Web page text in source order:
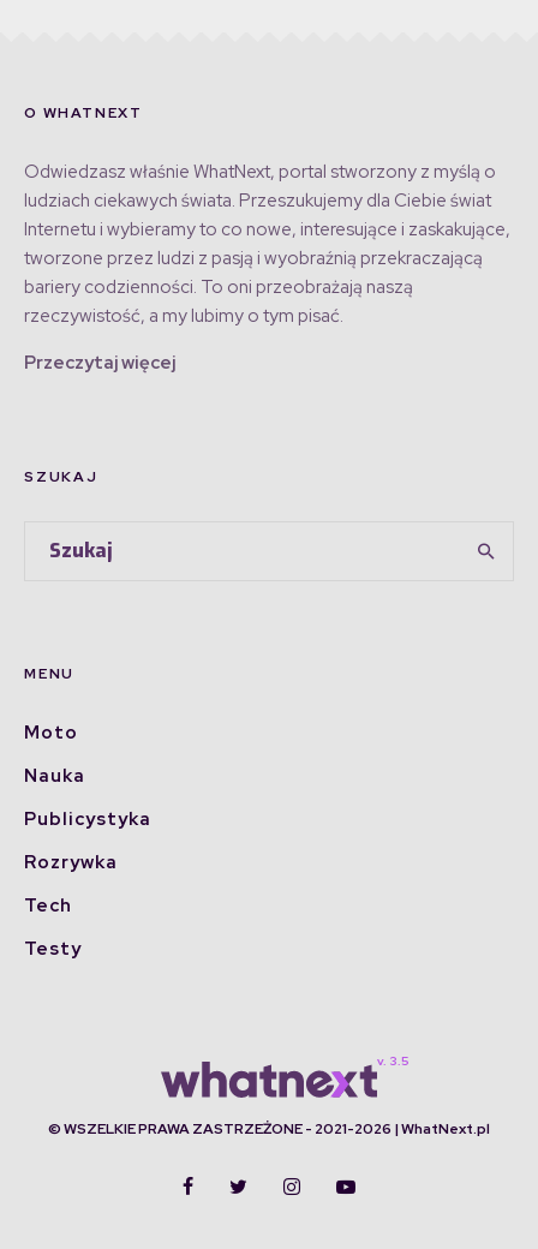
O WHATNEXT
Odwiedzasz właśnie WhatNext, portal stworzony z myślą o
ludziach ciekawych świata. Przeszukujemy dla Ciebie świat
Internetu i wybieramy to co nowe, interesujące i zaskakujące,
tworzone przez ludzi z pasją i wyobraźnią przekraczającą
bariery codzienności. To oni przeobrażają naszą
rzeczywistość, a my lubimy o tym pisać.
Przeczytaj więcej
SZUKAJ
MENU
Moto
Nauka
Publicystyka
Rozrywka
Tech
Testy
© WSZELKIE PRAWA ZASTRZEŻONE - 2021-2026 | WhatNext.pl